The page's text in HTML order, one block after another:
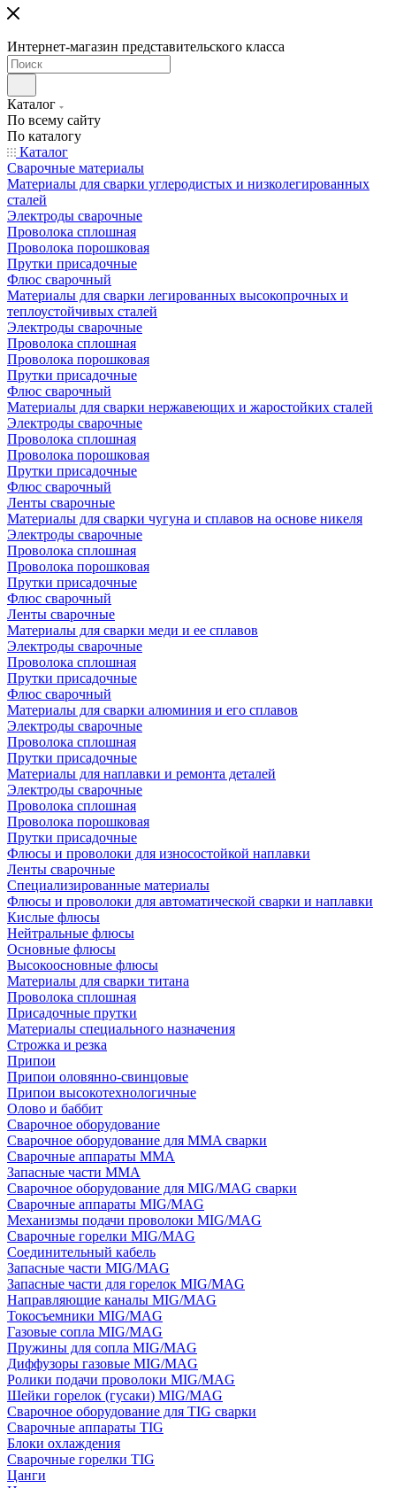
Интернет-магазин представительского класса
Каталог
По всему сайту
По каталогу
Каталог
Сварочные материалы
Материалы для сварки углеродистых и низколегированных
сталей
Электроды сварочные
Проволока сплошная
Проволока порошковая
Прутки присадочные
Флюс сварочный
Материалы для сварки легированных высокопрочных и
теплоустойчивых сталей
Электроды сварочные
Проволока сплошная
Проволока порошковая
Прутки присадочные
Флюс сварочный
Материалы для сварки нержавеющих и жаростойких сталей
Электроды сварочные
Проволока сплошная
Проволока порошковая
Прутки присадочные
Флюс сварочный
Ленты сварочные
Материалы для сварки чугуна и сплавов на основе никеля
Электроды сварочные
Проволока сплошная
Проволока порошковая
Прутки присадочные
Флюс сварочный
Ленты сварочные
Материалы для сварки меди и ее сплавов
Электроды сварочные
Проволока сплошная
Прутки присадочные
Флюс сварочный
Материалы для сварки алюминия и его сплавов
Электроды сварочные
Проволока сплошная
Прутки присадочные
Материалы для наплавки и ремонта деталей
Электроды сварочные
Проволока сплошная
Проволока порошковая
Прутки присадочные
Флюсы и проволоки для износостойкой наплавки
Ленты сварочные
Специализированные материалы
Флюсы и проволоки для автоматической сварки и наплавки
Кислые флюсы
Нейтральные флюсы
Основные флюсы
Высокоосновные флюсы
Материалы для сварки титана
Проволока сплошная
Присадочные прутки
Материалы специального назначения
Строжка и резка
Припои
Припои оловянно-свинцовые
Припои высокотехнологичные
Олово и баббит
Сварочное оборудование
Сварочное оборудование для MMA сварки
Сварочные аппараты MMA
Запасные части MMA
Сварочное оборудование для MIG/MAG сварки
Сварочные аппараты MIG/MAG
Механизмы подачи проволоки MIG/MAG
Сварочные горелки MIG/MAG
Соединительный кабель
Запасные части MIG/MAG
Запасные части для горелок MIG/MAG
Направляющие каналы MIG/MAG
Токосъемники MIG/MAG
Газовые сопла MIG/MAG
Пружины для сопла MIG/MAG
Диффузоры газовые MIG/MAG
Ролики подачи проволоки MIG/MAG
Шейки горелок (гусаки) MIG/MAG
Сварочное оборудование для TIG сварки
Сварочные аппараты TIG
Блоки охлаждения
Сварочные горелки TIG
Цанги